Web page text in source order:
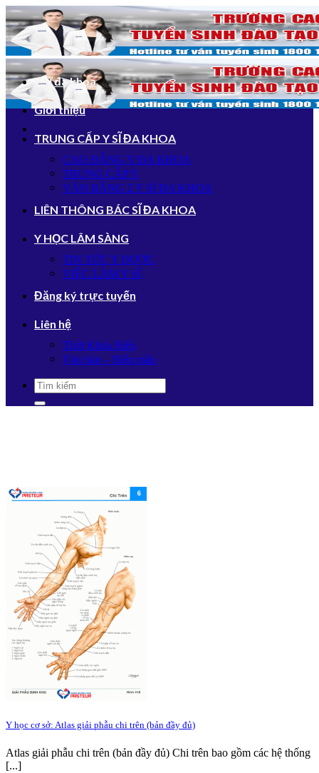
Bỏ
qua
nội
dung
Y sĩ đa khoa
Giới thiệu
TRUNG CẤP Y SĨ ĐA KHOA
CAO ĐẲNG Y ĐA KHOA
TRUNG CẤP Y
VĂN BẰNG 2 Y SĨ ĐA KHOA
LIÊN THÔNG BÁC SĨ ĐA KHOA
Y HỌC LÂM SÀNG
TIN TỨC Y DƯỢC
VIỆC LÀM Y SĨ
Đăng ký trực tuyến
Liên hệ
Thời Khóa Biểu
Văn bản – Biểu mẫu
Y học cơ sở: Atlas giải phẫu chi trên (bản đầy đủ)
Atlas giải phẫu chi trên (bản đầy đủ) Chi trên bao gồm các hệ thống
[...]